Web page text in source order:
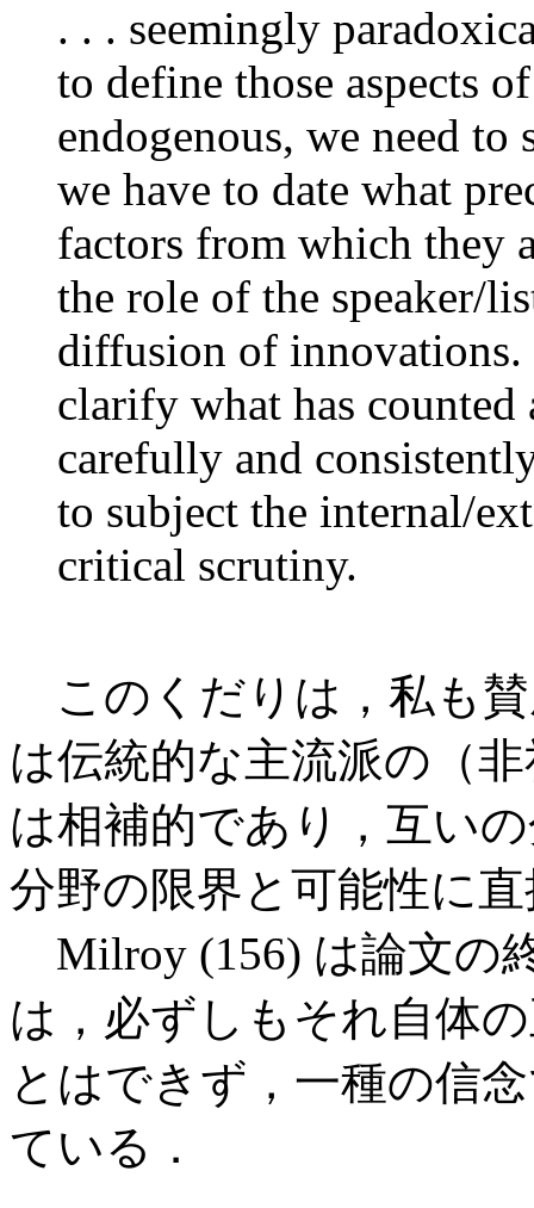
. . . seemingly
to define those aspects
endogenous, we need
we have to date what
factors from which they
the role of the speaker/
diffusion of innovations.
clarify what has
carefully and
to subject the internal/
critical scrutiny.
このくだりは，私も
は伝統的な主流派の（
は相補的であり，互い
分野の限界と可能性に
Milroy (156) は論文の
は，必ずしもそれ自体
とはできず，一種の信
ている．